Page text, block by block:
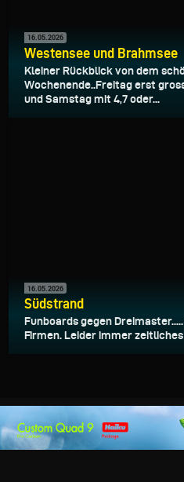
16.05.2026
Westensee und Brahmsee
Kleiner Rückblick von dem
Wochenende..Freitag erst
und Samstag mit 4,7 oder...
16.05.2026
Südstrand
Funboards gegen
Firmen. Leider immer